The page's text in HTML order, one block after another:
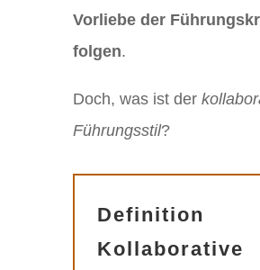
Vorliebe der
folgen.
Doch, was ist der
Führungsstil?
Definition
Kollaborative